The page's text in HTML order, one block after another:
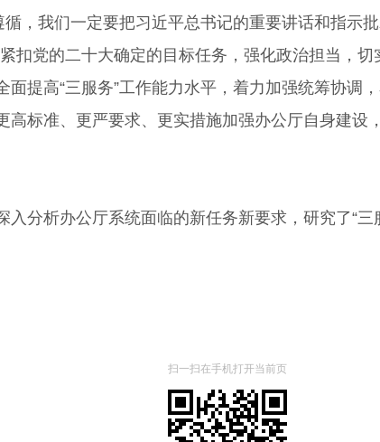
，我们一定要把习近平总书记的重要讲话和指示
扣党的二十大确定的目标任务，强化政治担当，
提高“三服务”工作能力水平，着力加强统筹协调
标准、更严要求、更实措施加强办公厅自身建设
析办公厅系统面临的新任务新要求，研究了“三
扫一扫在手机打开当前页